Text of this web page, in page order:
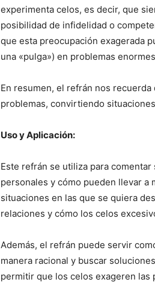
experimenta celos, es decir, que
posibilidad de infidelidad o
que esta preocupación exagerada
una «pulga») en problemas
En resumen, el refrán nos
problemas, convirtiendo
Uso y Aplicación:
Este refrán se utiliza para
personales y cómo pueden llevar
situaciones en las que se quiera
relaciones y cómo los celos
Además, el refrán puede servir
manera racional y buscar
permitir que los celos exageren las